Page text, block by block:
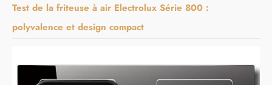
Test de la friteuse à air Electrolux Série 800 :
polyvalence et design compact